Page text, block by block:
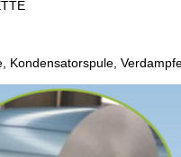
Kondensatorspule,